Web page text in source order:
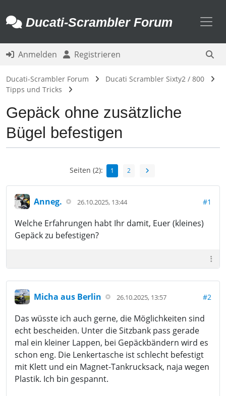
Ducati-Scrambler Forum
Anmelden Registrieren
Ducati-Scrambler Forum
Ducati Scrambler Sixty2 / 800
Tipps und Tricks
Gepäck ohne zusätzliche
Bügel befestigen
Seiten (2): 1 2
Anneg. 26.10.2025, 13:44 #1
Welche Erfahrungen habt Ihr damit, Euer (kleines)
Gepäck zu befestigen?
Micha aus Berlin 26.10.2025, 13:57 #2
Das wüsste ich auch gerne, die Möglichkeiten sind
echt bescheiden. Unter die Sitzbank pass gerade
mal ein kleiner Lappen, bei Gepäckbändern wird es
schon eng. Die Lenkertasche ist schlecht befestigt
mit Klett und ein Magnet-Tankrucksack, naja wegen
Plastik. Ich bin gespannt.